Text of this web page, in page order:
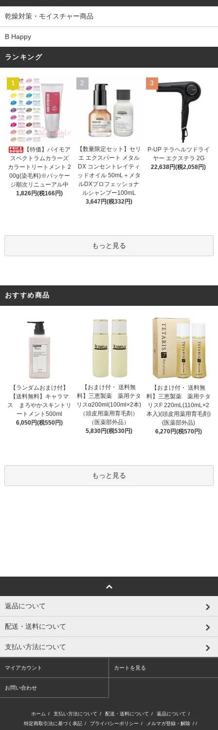
乾燥対策・モイスチャー商品
B Happy
ランキング
1
【特価】パイモア
スペクトラムカラーズ
カラートリートメント 2
00g(染毛料)※パッケー
ジ順次リニューアル中
1,826円(税166円)
2
【数量限定セット】セリ
エ エクスパート メタル
DX コンセントレイティ
ッドオイル 50mL＋メタ
ルDXプロフェッショナ
ルシャンプー100mL
3,647円(税332円)
3
P-UP テラヘルツドライ
ヤー エクステラ 2G
22,638円(税2,058円)
もっと見る
おすすめ商品
【ランダムおまけ付】
【送料無料】キャラマ
ス まろやかスキントリ
ートメント500ml
6,050円(税550円)
【おまけ付・ 送料無
料】三恵製薬 薬用テタ
リスα200ml(100ml×2本)
（頭皮用薬用育毛剤）
（医薬部外品）
5,830円(税530円)
【おまけ付・ 送料無
料】三恵製薬 薬用テタ
リスF 220mL(110mL×2
本入)(頭皮用薬用育毛剤)
(医薬部外品)
6,270円(税570円)
もっと見る
返品について
配送・送料について
支払い方法について
マイアカウント カートを見る
お問い合わせ
ホーム / 支払い方法について / 配送・送料について / 返品について /
特定商取引法に基づく表記 / プライバシーポリシー / メルマガ登録・解除 / /